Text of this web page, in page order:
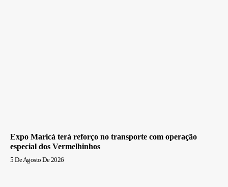
Expo Maricá terá reforço no transporte com operação
especial dos Vermelhinhos
5 De Agosto De 2026